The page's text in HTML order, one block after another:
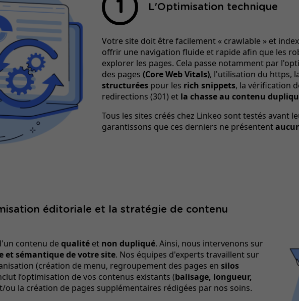
L'Optimisation technique
Votre site doit être facilement « crawlable » et
offrir une navigation fluide et rapide afin que les
explorer les pages. Cela passe notamment par
des pages(Core Web Vitals), l'utilisation du https,
structurées pour les rich snippets, la vérification
redirections (301) et la chasse au contenu
Tous les sites créés chez Linkeo sont testés avant
garantissons que ces derniers ne présentent
éditoriale et la stratégie de contenu
contenu de qualitéet non dupliqué. Ainsi, nous intervenons sur
et sémantique de votre site. Nos équipes d'experts travaillent sur
(création de menu, regroupement des pages en silos
l’optimisation de vos contenus existants (balisage, longueur,
ou la création de pages supplémentaires rédigées par nos soins.